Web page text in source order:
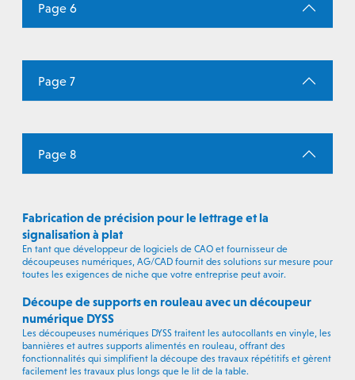
Page 6
Page 7
Page 8
Fabrication de précision pour le lettrage et la
signalisation à plat
En tant que développeur de logiciels de CAO et fournisseur de
découpeuses numériques, AG/CAD fournit des solutions sur mesure pour
toutes les exigences de niche que votre entreprise peut avoir.
Découpe de supports en rouleau avec un découpeur
numérique DYSS
Les découpeuses numériques DYSS traitent les autocollants en vinyle, les
bannières et autres supports alimentés en rouleau, offrant des
fonctionnalités qui simplifient la découpe des travaux répétitifs et gèrent
facilement les travaux plus longs que le lit de la table.